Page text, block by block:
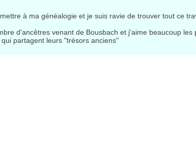
à ma généalogie et je suis ravie de trouver tout ce
d'ancêtres venant de Bousbach et j'aime beaucoup les
partagent leurs "trésors anciens"